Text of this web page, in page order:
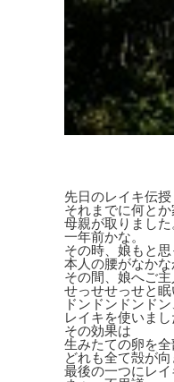
先日のレイキ伝授
それまでに何と
母親が取りました
一年前かな。
その時、娘もと
本人の腰がなかな
その間、娘へご主
せっせせっせと
ドンドンドンドン
レイキを使いまし
その効果は
生みたての卵を
どれも全て殻が向
最後の一つにレイ